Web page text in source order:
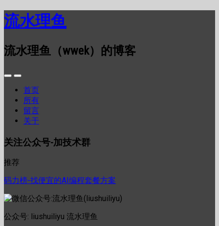
流水理鱼
流水理鱼（wwek）的博客
首页
所有
留言
关于
关注公众号-加技术群
推荐
码力榜-找便宜的AI编程套餐方案
公众号: liushuiliyu 流水理鱼